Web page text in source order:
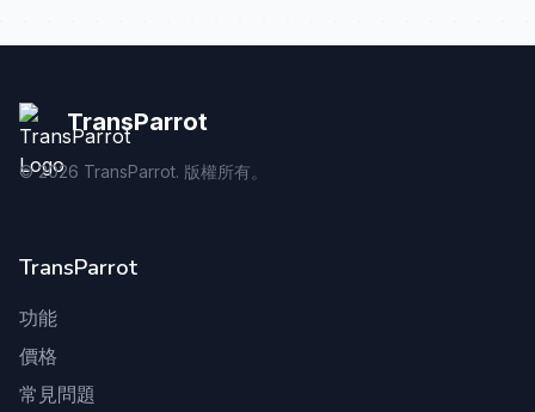
TransParrot
©2026 TransParrot. 版權所有。
TransParrot
功能
價格
常見問題